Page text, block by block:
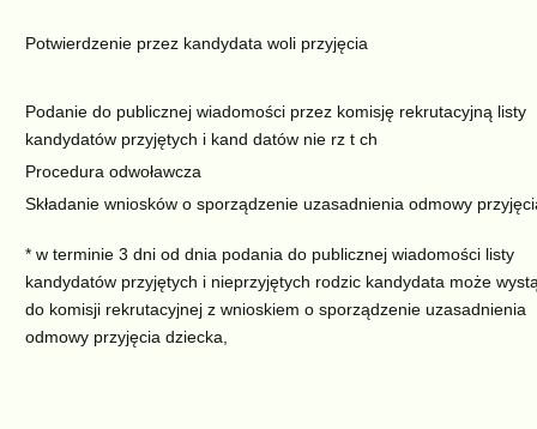
Potwierdzenie przez kandydata woli przyjęcia
Podanie do publicznej wiadomości przez komisję rekrutacyjną listy
kandydatów przyjętych i kand datów nie rz t ch
Procedura odwoławcza
Składanie wniosków o sporządzenie uzasadnienia odmowy
* w terminie 3 dni od dnia podania do publicznej wiadomości listy
kandydatów przyjętych i nieprzyjętych rodzic kandydata może
do komisji rekrutacyjnej z wnioskiem o sporządzenie uzasadnienia
odmowy przyjęcia dziecka,